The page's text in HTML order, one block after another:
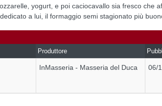
yogurt, e poi caciocavallo sia fresco che
a lui, il formaggio semi stagionato più
Produttore
InMasseria - Masseria del Duca 06/